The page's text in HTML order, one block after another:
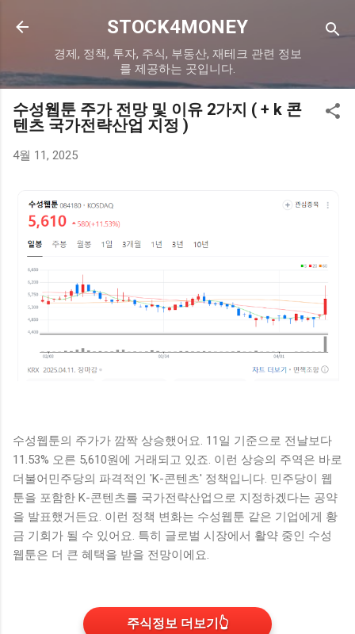
기본 콘텐츠로 건너뛰기
STOCK4MONEY
경제, 정책, 투자, 주식, 부동산, 재테크 관련 정보
를 제공하는 곳입니다.
수성웹툰 주가 전망 및 이유 2가지 ( + k 콘
텐츠 국가전략산업 지정 )
4월 11, 2025
수성웹툰의 주가가 깜짝 상승했어요. 11일 기준으로 전날보다
11.53% 오른 5,610원에 거래되고 있죠. 이런 상승의 주역은 바로
더불어민주당의 파격적인 'K-콘텐츠' 정책입니다. 민주당이 웹
툰을 포함한 K-콘텐츠를 국가전략산업으로 지정하겠다는 공약
을 발표했거든요. 이런 정책 변화는 수성웹툰 같은 기업에게 황
금 기회가 될 수 있어요. 특히 글로벌 시장에서 활약 중인 수성
웹툰은 더 큰 혜택을 받을 전망이에요.
주식정보 더보기 👆